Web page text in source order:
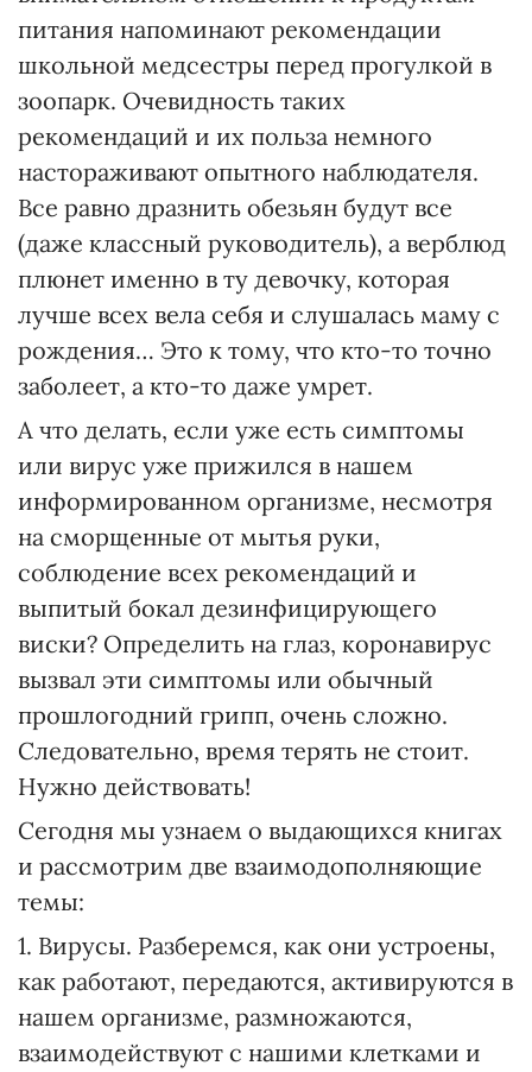
питания напоминают рекомендации
школьной медсестры перед прогулкой в
зоопарк. Очевидность таких
рекомендаций и их польза немного
настораживают опытного наблюдателя.
Все равно дразнить обезьян будут все
(даже классный руководитель), а верблюд
плюнет именно в ту девочку, которая
лучше всех вела себя и слушалась маму с
рождения… Это к тому, что кто-то точно
заболеет, а кто-то даже умрет.
А что делать, если уже есть симптомы
или вирус уже прижился в нашем
информированном организме, несмотря
на сморщенные от мытья руки,
соблюдение всех рекомендаций и
выпитый бокал дезинфицирующего
виски? Определить на глаз, коронавирус
вызвал эти симптомы или обычный
прошлогодний грипп, очень сложно.
Следовательно, время терять не стоит.
Нужно действовать!
Сегодня мы узнаем о выдающихся книгах
и рассмотрим две взаимодополняющие
темы:
1. Вирусы. Разберемся, как они устроены,
как работают, передаются, активируются в
нашем организме, размножаются,
взаимодействуют с нашими клетками и